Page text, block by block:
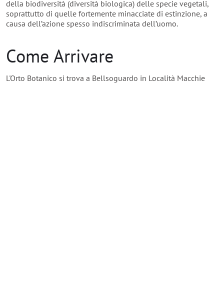
della biodiversità (diversità biologica) delle specie vegetali,
soprattutto di quelle fortemente minacciate di estinzione, a
causa dell’azione spesso indiscriminata dell’uomo.
Come Arrivare
L'Orto Botanico si trova a Bellsoguardo in Località Macchie